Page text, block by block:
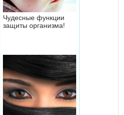
Чудесные функции
защиты организма!